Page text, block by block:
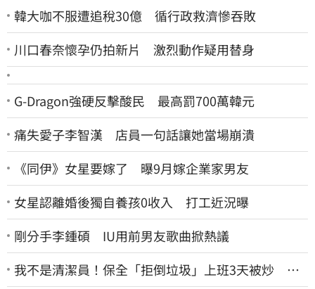
韓大咖不服遭追稅30億 循行政救濟慘吞敗
川口春奈懷孕仍拍新片 激烈動作疑用替身
G-Dragon強硬反擊酸民 最高罰700萬韓元
痛失愛子李智漢 店員一句話讓她當場崩潰
《同伊》女星要嫁了 曝9月嫁企業家男友
女星認離婚後獨自養孩0收入 打工近況曝
剛分手李鍾碩 IU用前男友歌曲掀熱議
我不是清潔員！保全「拒倒垃圾」上班3天被炒 找
法院討公道結果出爐